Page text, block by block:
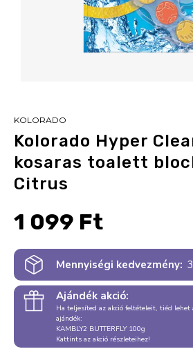
KOLORADO
Kolorado Hyper
kosaras toalett
Citrus
1 099 Ft
Mennyiségi kedvezmény:
Ajándék akció:
Ha teljesíted az akció feltételeit, tiéd lehet
ajándék:
KAMBLY2 BUTTERFLY 100g
Kattints az akció részleteihez!